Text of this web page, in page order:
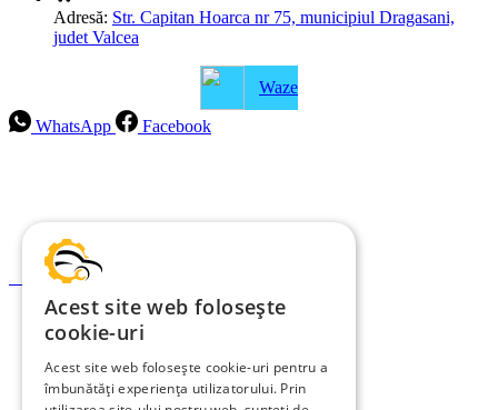
Adresă: Str. Capitan Hoarca nr 75, municipiul Dragasani,
judet Valcea
Waze
WhatsApp
Facebook
Politica de ramburs și retur
Formular de retur
Garanții
Termeni și condiții
Acest site web folosește
cookie-uri
Acest site web folosește cookie-uri pentru a
îmbunătăți experiența utilizatorului. Prin